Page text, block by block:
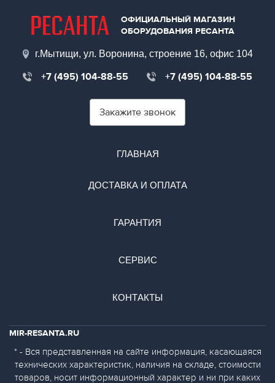
ОФИЦИАЛЬНЫЙ МАГАЗИН
ОБОРУДОВАНИЯ РЕСАНТА
г.Мытищи, ул. Воронина, строение 16, офис 104
+7 (495) 104-88-55 +7 (495) 104-88-55
Закажите звонок
ГЛАВНАЯ
ДОСТАВКА И ОПЛАТА
ГАРАНТИЯ
СЕРВИС
КОНТАКТЫ
MIR-RESANTA.RU
* - Вся представленная на сайте информация, касающаяся
технических характеристик, наличия на складе, стоимости
товаров, носит информационный характер и ни при каких